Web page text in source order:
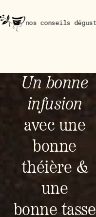
dégustation
Un bonne
infusion
avec une
bonne
théière &
une
bonne tasse